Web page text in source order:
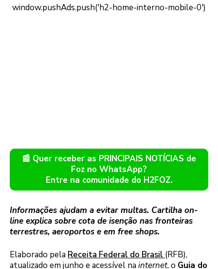
📰 Quer receber as PRINCIPAIS NOTÍCIAS de
Foz no WhatsApp?
Entre na comunidade do H2FOZ.
Informações ajudam a evitar multas. Cartilha on-
line explica sobre cota de isenção nas fronteiras
terrestres, aeroportos e em free shops.
Elaborado pela Receita Federal do Brasil (RFB),
atualizado em junho e acessível nainternet, o Guia do